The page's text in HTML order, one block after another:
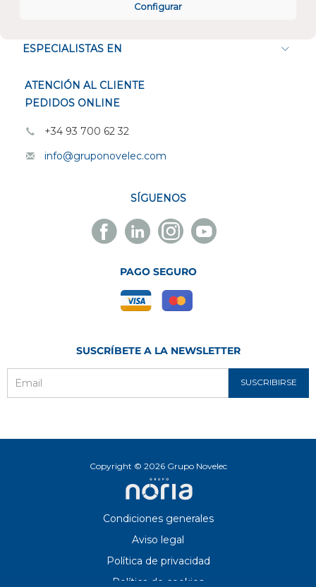
Configurar
ESPECIALISTAS EN
ATENCIÓN AL CLIENTE
PEDIDOS ONLINE
+34 93 700 62 32
info@gruponovelec.com
SÍGUENOS
Facebook
Novelec
Linkedin
Novelec
Instagram
Novelec
Youtube
Novelec
PAGO SEGURO
SUSCRÍBETE A LA NEWSLETTER
SUSCRIBIRSE
Copyright © 2026 Grupo Novelec
Condiciones generales
Aviso legal
Política de privacidad
Política de cookies